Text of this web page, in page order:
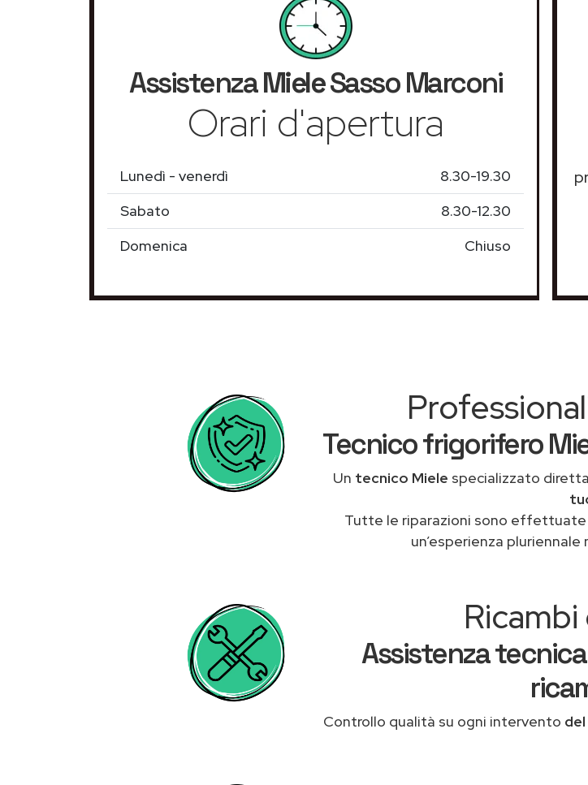
AssistenzaMieleSasso Marconi
Orari d'apertura
Lunedì - venerdì
8.30-19.30
Sabato
8.30-12.30
Domenica
Chiuso
Tecnico frigorifero
Un tecnico Miele specializzato
Tutte le riparazioni sono
un’esperienza pluriennale
Assistenza
Controllo qualità su ogni intervento